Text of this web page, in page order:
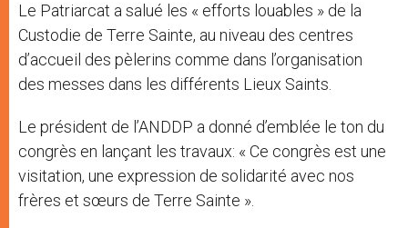
Le Patriarcat a salué les « efforts louables » de la
Custodie de Terre Sainte, au niveau des centres
d’accueil des pèlerins comme dans l’organisation
des messes dans les différents Lieux Saints.
Le président de l’ANDDP a donné d’emblée le ton du
congrès en lançant les travaux: « Ce congrès est une
visitation, une expression de solidarité avec nos
frères et sœurs de Terre Sainte ».